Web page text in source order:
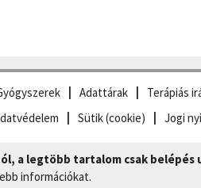
Adattárak Terápiás
Sütik (cookie) Jogi
a legtöbb tartalom csak
információkat.